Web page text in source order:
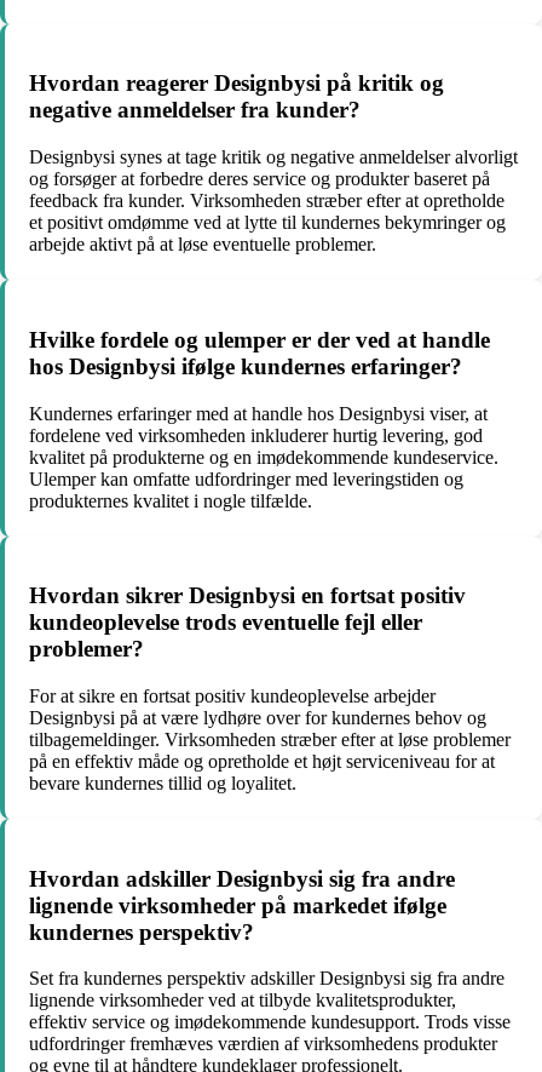
Hvordan reagerer Designbysi på kritik og
negative anmeldelser fra kunder?
Designbysi synes at tage kritik og negative anmeldelser alvorligt
og forsøger at forbedre deres service og produkter baseret på
feedback fra kunder. Virksomheden stræber efter at opretholde
et positivt omdømme ved at lytte til kundernes bekymringer og
arbejde aktivt på at løse eventuelle problemer.
Hvilke fordele og ulemper er der ved at handle
hos Designbysi ifølge kundernes erfaringer?
Kundernes erfaringer med at handle hos Designbysi viser, at
fordelene ved virksomheden inkluderer hurtig levering, god
kvalitet på produkterne og en imødekommende kundeservice.
Ulemper kan omfatte udfordringer med leveringstiden og
produkternes kvalitet i nogle tilfælde.
Hvordan sikrer Designbysi en fortsat positiv
kundeoplevelse trods eventuelle fejl eller
problemer?
For at sikre en fortsat positiv kundeoplevelse arbejder
Designbysi på at være lydhøre over for kundernes behov og
tilbagemeldinger. Virksomheden stræber efter at løse problemer
på en effektiv måde og opretholde et højt serviceniveau for at
bevare kundernes tillid og loyalitet.
Hvordan adskiller Designbysi sig fra andre
lignende virksomheder på markedet ifølge
kundernes perspektiv?
Set fra kundernes perspektiv adskiller Designbysi sig fra andre
lignende virksomheder ved at tilbyde kvalitetsprodukter,
effektiv service og imødekommende kundesupport. Trods visse
udfordringer fremhæves værdien af virksomhedens produkter
og evne til at håndtere kundeklager professionelt.